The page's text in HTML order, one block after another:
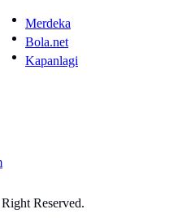
Merdeka
Bola.net
Kapanlagi
Reserved.